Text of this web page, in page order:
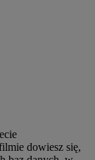
dowiesz się,